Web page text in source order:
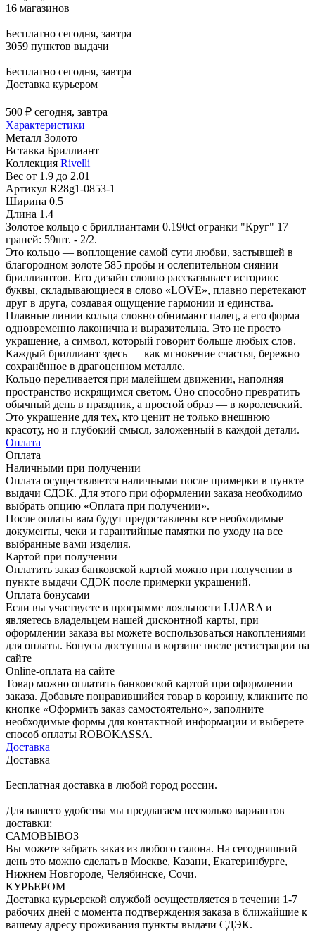
16 магазинов
Бесплатно сегодня, завтра
3059 пунктов выдачи
Бесплатно сегодня, завтра
Доставка курьером
500 ₽ сегодня, завтра
Характеристики
Металл Золото
Вставка Бриллиант
Коллекция Rivelli
Вес от 1.9 до 2.01
Артикул R28g1-0853-1
Ширина 0.5
Длина 1.4
Золотое кольцо с бриллиантами 0.190ct огранки "Круг" 17
граней: 59шт. - 2/2.
Это кольцо — воплощение самой сути любви, застывшей в
благородном золоте 585 пробы и ослепительном сиянии
бриллиантов. Его дизайн словно рассказывает историю:
буквы, складывающиеся в слово «LOVE», плавно перетекают
друг в друга, создавая ощущение гармонии и единства.
Плавные линии кольца словно обнимают палец, а его форма
одновременно лаконична и выразительна. Это не просто
украшение, а символ, который говорит больше любых слов.
Каждый бриллиант здесь — как мгновение счастья, бережно
сохранённое в драгоценном металле.
Кольцо переливается при малейшем движении, наполняя
пространство искрящимся светом. Оно способно превратить
обычный день в праздник, а простой образ — в королевский.
Это украшение для тех, кто ценит не только внешнюю
красоту, но и глубокий смысл, заложенный в каждой детали.
Оплата
Оплата
Наличными при получении
Оплата осуществляется наличными после примерки в пункте
выдачи СДЭК. Для этого при оформлении заказа необходимо
выбрать опцию «Оплата при получении».
После оплаты вам будут предоставлены все необходимые
документы, чеки и гарантийные памятки по уходу на все
выбранные вами изделия.
Картой при получении
Оплатить заказ банковской картой можно при получении в
пункте выдачи СДЭК после примерки украшений.
Оплата бонусами
Если вы участвуете в программе лояльности LUARA и
являетесь владельцем нашей дисконтной карты, при
оформлении заказа вы можете воспользоваться накоплениями
для оплаты. Бонусы доступны в корзине после регистрации на
сайте
Online-оплата на сайте
Товар можно оплатить банковской картой при оформлении
заказа. Добавьте понравившийся товар в корзину, кликните по
кнопке «Оформить заказ самостоятельно», заполните
необходимые формы для контактной информации и выберете
способ оплаты ROBOKASSA.
Доставка
Доставка
Бесплатная доставка в любой город россии.
Для вашего удобства мы предлагаем несколько вариантов
доставки:
САМОВЫВОЗ
Вы можете забрать заказ из любого салона. На сегодняшний
день это можно сделать в Москве, Казани, Екатеринбурге,
Нижнем Новгороде, Челябинске, Сочи.
КУРЬЕРОМ
Доставка курьерской службой осуществляется в течении 1-7
рабочих дней с момента подтверждения заказа в ближайшие к
вашему адресу проживания пункты выдачи СДЭК.